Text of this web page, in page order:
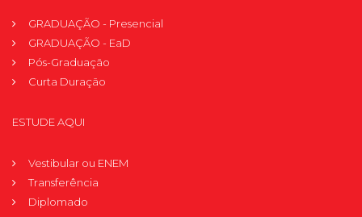
GRADUAÇÃO - Presencial
GRADUAÇÃO - EaD
Pós-Graduação
Curta Duração
ESTUDE AQUI
Vestibular ou ENEM
Transferência
Diplomado